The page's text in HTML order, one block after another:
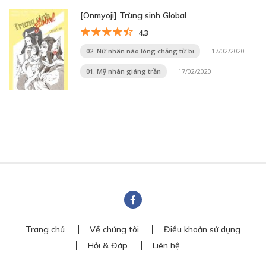
[Onmyoji] Trùng sinh Global
4.3
02. Nữ nhân nào lòng chẳng từ bi 17/02/2020
01. Mỹ nhân giáng trần 17/02/2020
Trang chủ Về chúng tôi
Điều khoản sử dụng
Hỏi & Đáp
Liên hệ